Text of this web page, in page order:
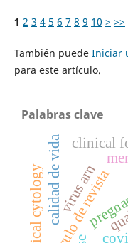
1 2 3 4 5 6 7 8 9 10 > >>
También puede Iniciar
para este artículo.
Palabras clave
articulo de revista
calidad de vida
cervical cytology
clinical
virus arn